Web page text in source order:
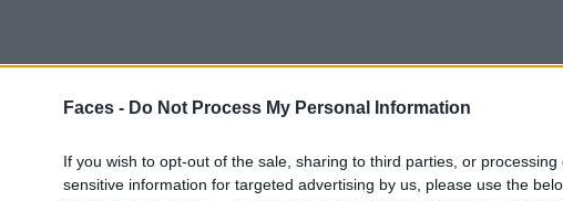
Faces - Do Not Process My Personal Information
If you wish to opt-out of the sale, sharing to third parties, or
sensitive information for targeted advertising by us, please use the
zu faul, um unseren Schmuck jeden Tag auf unser Outfit
mit Wiedererkennungswert sind darum genau unser Ding. Schlichte
ein zweites Mal umdreht und die man am liebsten Tag und